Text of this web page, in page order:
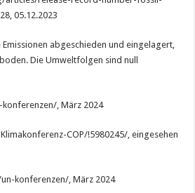
05.12.2023
abgeschieden und eingelagert,
Die Umweltfolgen sind null
, März 2024
COP/!5980245/, eingesehen
konferenzen/, März 2024